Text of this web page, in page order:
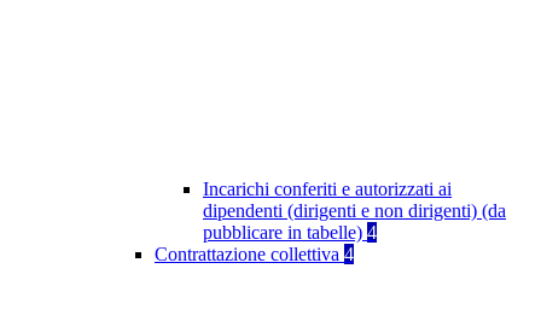
Incarichi conferiti e autorizzati ai
dipendenti (dirigenti e non dirigenti) (da
pubblicare in tabelle) 4
Contrattazione collettiva 4